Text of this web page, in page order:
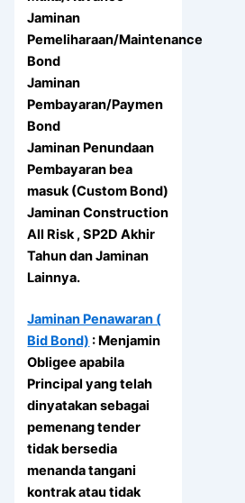
Jaminan
Pemeliharaan/Maintenance
Bond
Jaminan
Pembayaran/Paymen
Bond
Jaminan Penundaan
Pembayaran bea
masuk (Custom Bond)
Jaminan Construction
All Risk , SP2D Akhir
Tahun dan Jaminan
Lainnya.
Jaminan Penawaran (
Bid Bond) : Menjamin
Obligee apabila
Principal yang telah
dinyatakan sebagai
pemenang tender
tidak bersedia
menanda tangani
kontrak atau tidak